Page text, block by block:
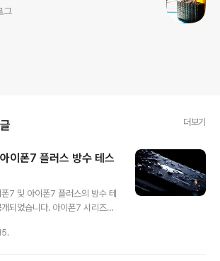
그
더보기
이폰7 플러스 방수 테스
7 및 아이폰7 플러스의 방수 테
되었습니다. 아이폰7 시리즈는
능하고, 약 1M내 물속에서 30분